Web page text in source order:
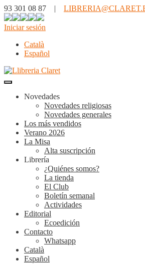
93 301 08 87 |
Iniciar sesión
Català
Español
Novedades
Novedades religiosas
Novedades generales
Los más vendidos
Verano 2026
La Misa
Alta suscripción
Librería
¿Quiénes somos?
La tienda
El Club
Boletín semanal
Actividades
Editorial
Ecoedición
Contacto
Whatsapp
Català
Español